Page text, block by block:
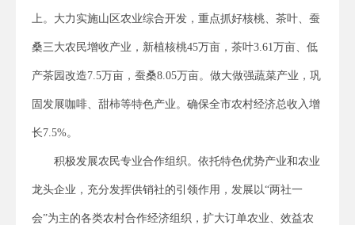
上。大力实施山区农业综合开发，重点抓好核桃、茶叶、蚕
桑三大农民增收产业，新植核桃45万亩，茶叶3.61万亩、低
产茶园改造7.5万亩，蚕桑8.05万亩。做大做强蔬菜产业，巩
固发展咖啡、甜柿等特色产业。确保全市农村经济总收入增
长7.5%。
积极发展农民专业合作组织。依托特色优势产业和农业
龙头企业，充分发挥供销社的引领作用，发展以“两社一
会”为主的各类农村合作经济组织，扩大订单农业、效益农